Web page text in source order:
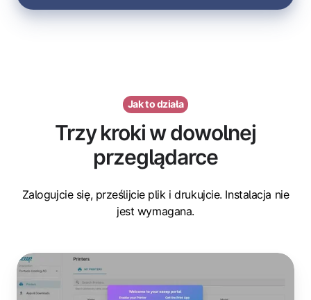
Jak to działa
Trzy kroki w dowolnej
przeglądarce
Zalogujcie się, prześlijcie plik i drukujcie. Instalacja nie
jest wymagana.